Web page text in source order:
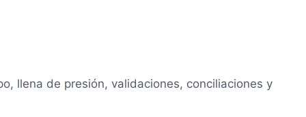
llena de presión, validaciones, conciliaciones y